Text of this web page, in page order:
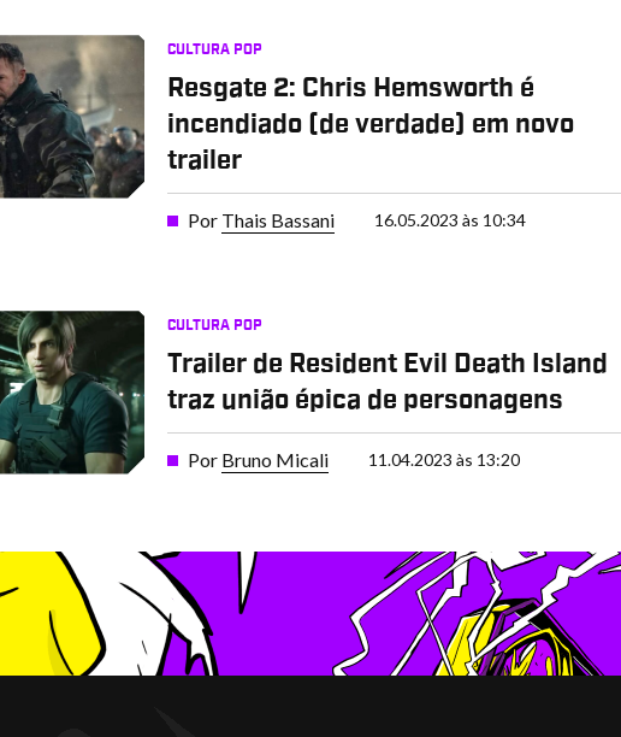
CULTURA POP
Resgate 2: Chris Hemsworth é
incendiado (de verdade) em novo
trailer
Por Thais Bassani 16.05.2023 às 10:34
CULTURA POP
Trailer de Resident Evil Death Island
traz união épica de personagens
Por Bruno Micali 11.04.2023 às 13:20